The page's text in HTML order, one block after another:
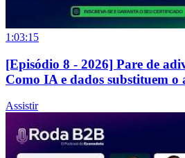
1:03:15
[Episódio 8 - 2026] Pare de
Como IA e dados substituem o
Assistir